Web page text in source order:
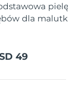
dla
49